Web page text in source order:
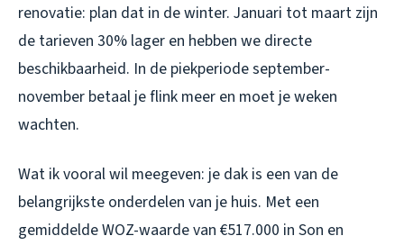
renovatie: plan dat in de winter. Januari tot maart zijn
de tarieven 30% lager en hebben we directe
beschikbaarheid. In de piekperiode september-
november betaal je flink meer en moet je weken
wachten.
Wat ik vooral wil meegeven: je dak is een van de
belangrijkste onderdelen van je huis. Met een
gemiddelde WOZ-waarde van €517.000 in Son en